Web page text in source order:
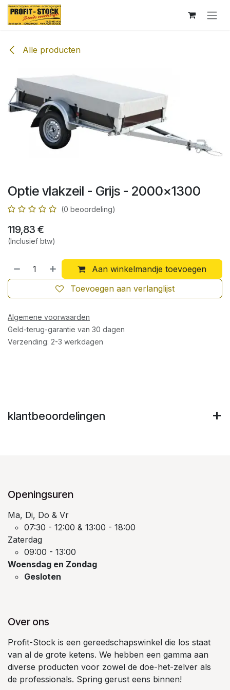
Overslaan naar inhoud
Alle producten
Optie vlakzeil - Grijs - 2000x1300
(0 beoordeling)
119,83 €
(Inclusief btw)
Aan winkelmandje toevoegen
Toevoegen aan verlanglijst
Algemene voorwaarden
Geld-terug-garantie van 30 dagen
Verzending: 2-3 werkdagen
klantbeoordelingen
Openingsuren
Ma, Di, Do & Vr
07:30 - 12:00 & 13:00 - 18:00
Zaterdag
09:00 - 13:00
Woensdag en Zondag
Gesloten
Over ons
Profit-Stock is een gereedschapswinkel die los staat
van al de grote ketens. We hebben een gamma aan
diverse producten voor zowel de doe-het-zelver als
de professionals. Spring gerust eens binnen!